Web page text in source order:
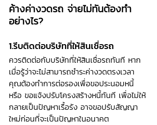
ค้างค่างวดรถ จ่ายไม่ทันต้องทำ
อย่างไร?
1.รีบติดต่อบริษัทที่ให้สินเชื่อรถ
ควรติดต่อกับบริษัทที่ให้สินเชื่อรถทันที หาก
เมื่อรู้ว่าจะไม่สามารถชำระค่างวดตรงเวลา
คุณต้องทำการต่อรองเพื่อขอประนอมหนี้
หรือ ขอแจ้งปรับโครงสร้างหนี้ทันที เพื่อไม่ให้
กลายเป็นปัญหาเรื้อรัง อาจขอปรับสัญญา
ใหม่ก่อนที่จะเป็นปัญหาในอนาคต